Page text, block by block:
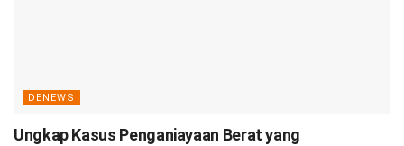
DENEWS
Ungkap Kasus Penganiayaan Berat yang